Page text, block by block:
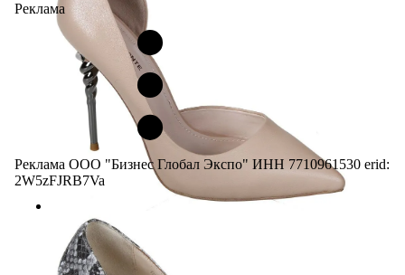
Реклама
Реклама ООО "Бизнес Глобал Экспо" ИНН 7710961530 erid:
2W5zFJRB7Va